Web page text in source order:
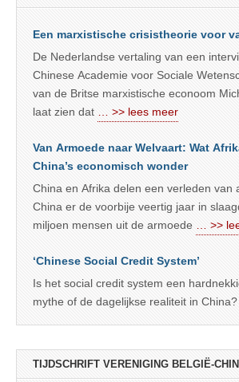
Een marxistische crisistheorie voor
De Nederlandse vertaling van een
Chinese Academie voor Sociale
van de Britse marxistische econoom
laat zien dat
… >> lees meer
Van Armoede naar Welvaart: Wat
China’s economisch wonder
China en Afrika delen een verleden van
China er de voorbije veertig jaar in
miljoen mensen uit de armoede
… >>
‘Chinese Social Credit System’
Is het social credit system een
mythe of de dagelijkse realiteit in China?
TIJDSCHRIFT VERENIGING BELGIË-